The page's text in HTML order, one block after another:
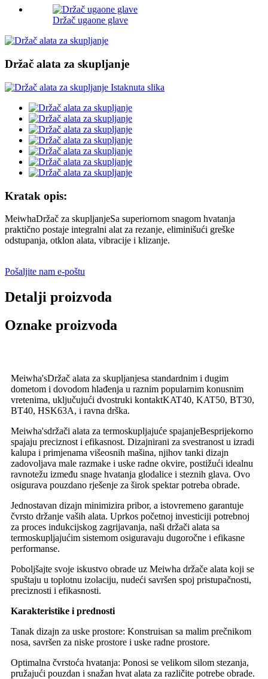
Držač ugaone glave
Držač alata za skupljanje
Kratak opis:
MeiwhaDržač za skupljanjeSa superiornom snagom hvatanja
praktično postaje integralni alat za rezanje, eliminišući greške
odstupanja, otklon alata, vibracije i klizanje.
Pošaljite nam e-poštu
Detalji proizvoda
Oznake proizvoda
Meiwha'sDržač alata za skupljanjesa standardnim i dugim
dometom i dovodom hlađenja u raznim popularnim konusnim
vretenima, uključujući dvostruki kontaktKAT40, KAT50, BT30,
BT40, HSK63A, i ravna drška.
Meiwha'sdržači alata za termoskupljajuće spajanjeBesprijekorno
spajaju preciznost i efikasnost. Dizajnirani za svestranost u izradi
kalupa i primjenama višeosnih mašina, njihov tanki dizajn
zadovoljava male razmake i uske radne okvire, postižući idealnu
ravnotežu između snage hvatanja glodalice i steznih glava. Ovo
osigurava pouzdano rješenje za širok spektar potreba obrade.
Jednostavan dizajn minimizira pribor, a istovremeno garantuje
čvrsto držanje vaših alata. Uprkos početnoj investiciji potrebnoj
za proces indukcijskog zagrijavanja, naši držači alata sa
termoskupljajućim sistemom osiguravaju dugoročne i efikasne
performanse.
Poboljšajte svoje iskustvo obrade uz Meiwha držače alata koji se
spuštaju u toplotnu izolaciju, nudeći savršen spoj pristupačnosti,
preciznosti i efikasnosti.
Karakteristike i prednosti
Tanak dizajn za uske prostore: Konstruisan sa malim prečnikom
nosa, savršen za niske prostore i uske radne prostore.
Optimalna čvrstoća hvatanja: Ponosi se velikom silom stezanja,
pružajući pouzdan i snažan hvat alata za različite potrebe obrade.